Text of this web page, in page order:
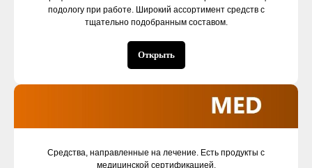
подологу при работе. Широкий ассортимент средств с
тщательно подобранным составом.
Открыть
Средства, направленные на лечение. Есть продукты с
медицинской сертификацией.